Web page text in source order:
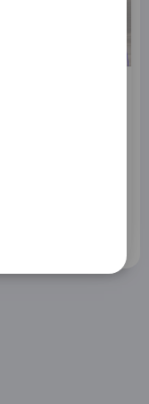
voz propia |
de la